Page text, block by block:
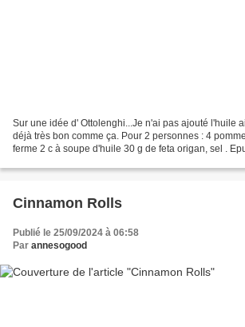
Sur une idée d' Ottolenghi...Je n'ai pas ajouté l'huile
déjà très bon comme ça. Pour 2 personnes : 4
ferme 2 c à soupe d'huile 30 g de feta origan, sel .
Cinnamon Rolls
Publié le 25/09/2024 à 06:58
Par annesogood